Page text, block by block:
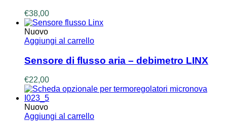
€38,00
Nuovo
Aggiungi al carrello
Sensore di flusso aria – debimetro LINX
€22,00
Nuovo
Aggiungi al carrello